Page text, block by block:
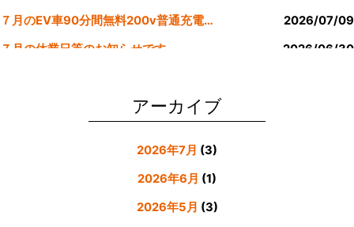
７月のEV車90分間無料200v普通充電クーポン券！！
2026/07/09
７月の休業日等のお知らせです。
2026/06/30
アーカイブ
2026年7月 (3)
2026年6月 (1)
2026年5月 (3)